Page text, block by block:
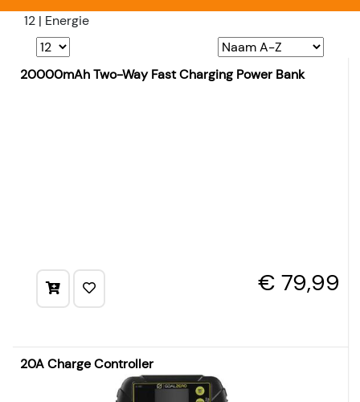
12 | Energie
20000mAh Two-Way Fast Charging Power Bank
€ 79,99
20A Charge Controller